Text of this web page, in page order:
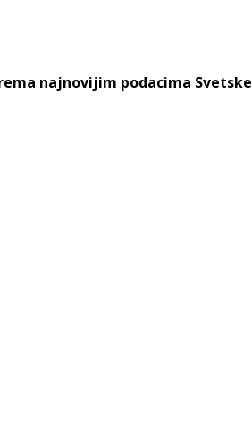
najnovijim podacima